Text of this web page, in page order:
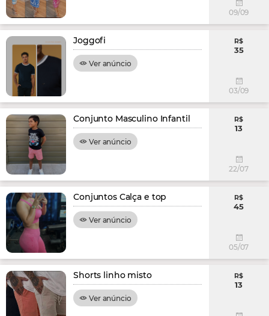
09/09
Joggofi
Ver anúncio
R$
35
03/09
Conjunto Masculino Infantil
Ver anúncio
R$
13
22/07
Conjuntos Calça e top
Ver anúncio
R$
45
05/07
Shorts linho misto
Ver anúncio
R$
13